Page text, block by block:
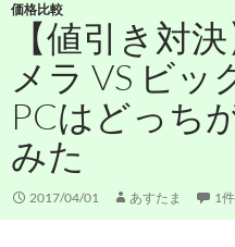
価格比較
【値引き対
メラ VS ビッ
PCはどっち
みた
2017/04/01 あすたま 1